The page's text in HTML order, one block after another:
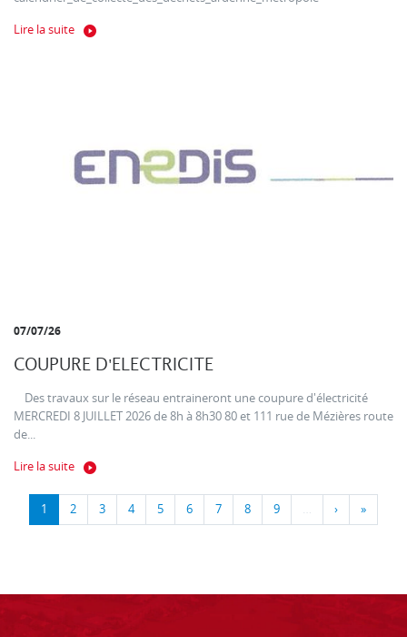
Lire la suite
07/07/26
COUPURE D'ELECTRICITE
Des travaux sur le réseau entraineront une coupure d'électricité
MERCREDI 8 JUILLET 2026 de 8h à 8h30 80 et 111 rue de Mézières route
de...
Lire la suite
1 2 3 4 5 6 7 8 9 … › »